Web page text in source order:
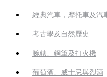
經典汽車，摩托車及汽
考古學及自然歷史
腕錶、鋼筆及打火機
葡萄酒、威士忌與烈酒